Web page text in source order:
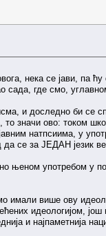
нека се јави, па
сада, где смо,
и доследно би се
значи ово: током
натпсиима, у
да се за ЈЕДАН језик
њеном употребом у
имали више ову
идеологијом, још
и најпаметнија